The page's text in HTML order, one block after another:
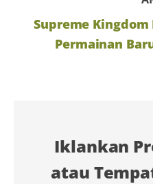
Iklankan
atau
Supreme Kingdom
Permainan